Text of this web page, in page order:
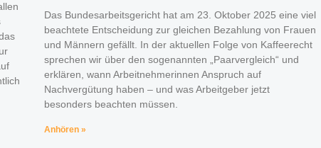
Das Bundesarbeitsgericht hat am 23. Oktober 2025 eine viel
beachtete Entscheidung zur gleichen Bezahlung von Frauen
und Männern gefällt. In der aktuellen Folge von Kaffeerecht
sprechen wir über den sogenannten „Paarvergleich“ und
erklären, wann Arbeitnehmerinnen Anspruch auf
Nachvergütung haben – und was Arbeitgeber jetzt
besonders beachten müssen.
Anhören »